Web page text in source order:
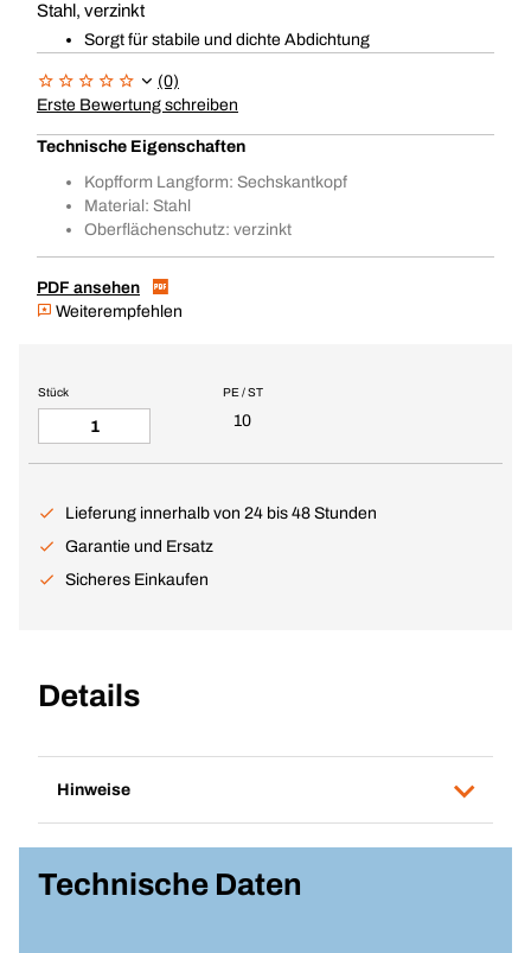
Stahl, verzinkt
Sorgt für stabile und dichte Abdichtung
(0)
Erste Bewertung schreiben
Technische Eigenschaften
Kopfform Langform: Sechskantkopf
Material: Stahl
Oberflächenschutz: verzinkt
PDF ansehen
Weiterempfehlen
PE / ST
10
Stück
Lieferung innerhalb von 24 bis 48 Stunden
Garantie und Ersatz
Sicheres Einkaufen
Details
Hinweise
Technische Daten